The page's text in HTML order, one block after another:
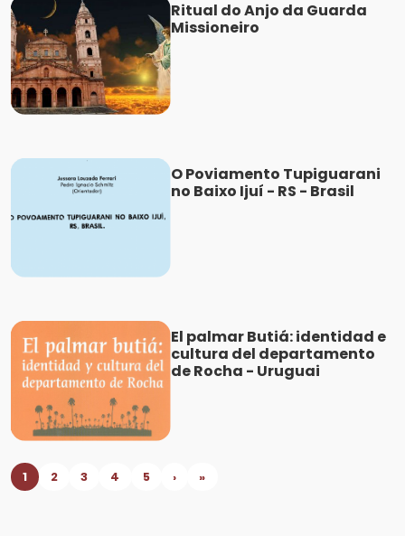
Ritual do Anjo da Guarda
Missioneiro
O Poviamento Tupiguarani
no Baixo Ijuí - RS - Brasil
El palmar Butiá: identidad e
cultura del departamento
de Rocha - Uruguai
1 2 3 4 5 › »